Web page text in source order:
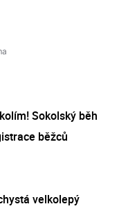
Sokolský běh
běžců
velkolepý